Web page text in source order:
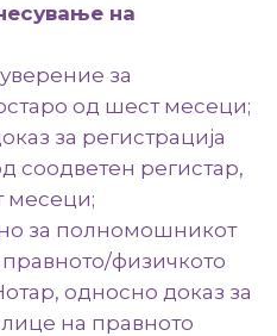
на
за
од шест месеци;
за регистрација
соодветен регистар,
месеци;
за полномошникот
физичкото
односно доказ за
лице на правното